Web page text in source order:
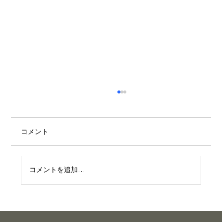
先月、こんなテーマで個人店のサバイバルを経
店は、これからどう生き残るのか そこで今回
は、メニューという視点からあらためて考えて
ある程度見えてきます。 まず一つは、流行のメ
コメント
コメントを追加…